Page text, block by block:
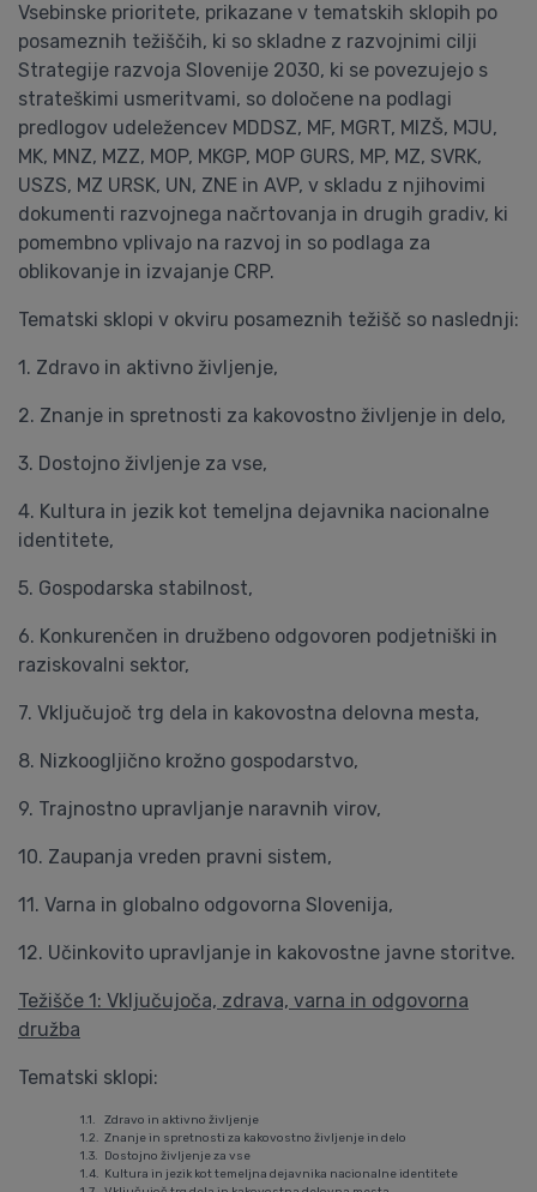
Vsebinske prioritete, prikazane v tematskih sklopih po
posameznih težiščih, ki so skladne z razvojnimi cilji
Strategije razvoja Slovenije 2030, ki se povezujejo s
strateškimi usmeritvami, so določene na podlagi
predlogov udeležencev MDDSZ, MF, MGRT, MIZŠ, MJU,
MK, MNZ, MZZ, MOP, MKGP, MOP GURS, MP, MZ, SVRK,
USZS, MZ URSK, UN, ZNE in AVP, v skladu z njihovimi
dokumenti razvojnega načrtovanja in drugih gradiv, ki
pomembno vplivajo na razvoj in so podlaga za
oblikovanje in izvajanje CRP.
Tematski sklopi v okviru posameznih težišč so naslednji:
1. Zdravo in aktivno življenje,
2. Znanje in spretnosti za kakovostno življenje in delo,
3. Dostojno življenje za vse,
4. Kultura in jezik kot temeljna dejavnika nacionalne
identitete,
5. Gospodarska stabilnost,
6. Konkurenčen in družbeno odgovoren podjetniški in
raziskovalni sektor,
7. Vključujoč trg dela in kakovostna delovna mesta,
8. Nizkoogljično krožno gospodarstvo,
9. Trajnostno upravljanje naravnih virov,
10. Zaupanja vreden pravni sistem,
11. Varna in globalno odgovorna Slovenija,
12. Učinkovito upravljanje in kakovostne javne storitve.
Težišče 1: Vključujoča, zdrava, varna in odgovorna
družba
Tematski sklopi:
1.1.
Zdravo in aktivno življenje
1.2. Znanje in spretnosti za kakovostno življenje in delo
1.3. Dostojno življenje za vse
1.4. Kultura in jezik kot temeljna dejavnika nacionalne identitete